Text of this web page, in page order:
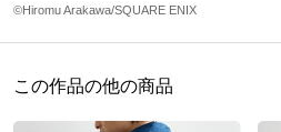
ゴージャス！
【グリッターアイテム取扱い上の注意点】
23.5cm E
24.5cm E
25.5cm
26.5cm
©Hiromu Arakawa/SQUARE ENIX
この作品の他の商品